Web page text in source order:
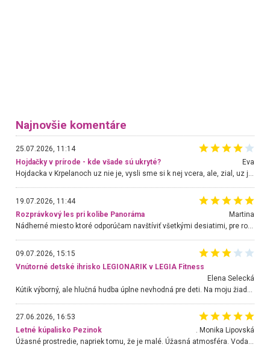
Najnovšie komentáre
25.07.2026, 11:14
Hojdačky v prírode - kde všade sú ukryté?
Eva
Hojdacka v Krpelanoch uz nie je, vysli sme si k nej vcera, ale, zial, uz je znicena. Ak sem planujete cestu len kvoli hojdacke, mozete si ju usetrit. Krasny vyhlad je tu vsak aj bez hojdacky :-)
19.07.2026, 11:44
Rozprávkový les pri kolibe Panoráma
Martina
Nádherné miesto ktoré odporúčam navštíviť všetkými desiatimi, pre rodiny s deťmi, dôchodcom... Proste a jednoducho ozaj rozprávkový les.. určite ešte prídeme. Odniesli sme si na pamiatku krásne tričká,
09.07.2026, 15:15
Vnútorné detské ihrisko LEGIONARIK v LEGIA Fitness
Elena Selecká
27.06.2026, 16:53
Letné kúpalisko Pezinok
. Monika Lipovská
Úžasné prostredie, napriek tomu, že je malé. Úžasná atmosféra. Voda fantastická a nádherná. Ľudí je pomerne veľa, ale su mili a ohľaduplní. Je veľmi zaujímavé sledovať, ako dokážu spolu športovať cudzí ľudia a bez ohľadu na vek. Vládne tu pohoda. Vnuka neviem dostať z vody. Ďakujem za krásny deň . Urcite sa sem vrátim. Jediný problém je s parkovaním, ale aj ten sa mi podarilo vyriešiť. Monika Bratislava